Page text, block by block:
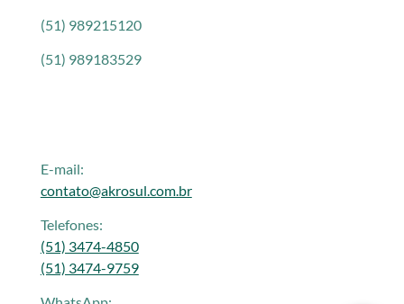
(51) 989215120
(51) 989183529
E-mail:
contato@akrosul.com.br
Telefones:
(51) 3474-4850
(51) 3474-9759